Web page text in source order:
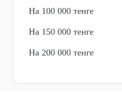
На 100 000 тенге
На 150 000 тенге
На 200 000 тенге